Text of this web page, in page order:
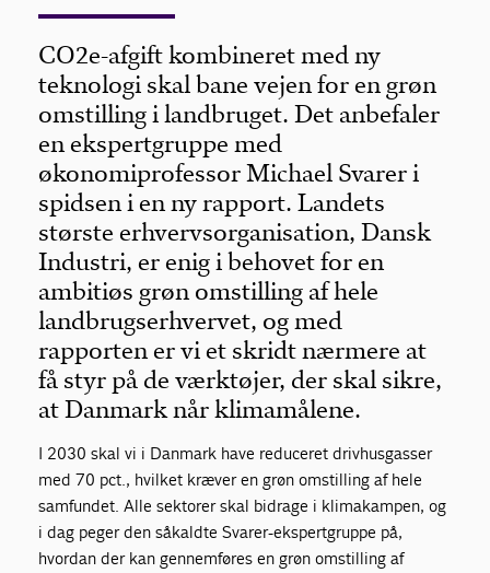
CO2e-afgift kombineret med ny
teknologi skal bane vejen for en grøn
omstilling i landbruget. Det anbefaler
en ekspertgruppe med
økonomiprofessor Michael Svarer i
spidsen i en ny rapport. Landets
største erhvervsorganisation, Dansk
Industri, er enig i behovet for en
ambitiøs grøn omstilling af hele
landbrugserhvervet, og med
rapporten er vi et skridt nærmere at
få styr på de værktøjer, der skal sikre,
at Danmark når klimamålene.
I 2030 skal vi i Danmark have reduceret drivhusgasser
med 70 pct., hvilket kræver en grøn omstilling af hele
samfundet. Alle sektorer skal bidrage i klimakampen, og
i dag peger den såkaldte Svarer-ekspertgruppe på,
hvordan der kan gennemføres en grøn omstilling af